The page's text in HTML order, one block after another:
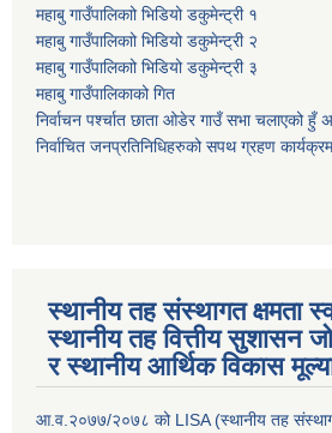
महाबु गाउँपालिकाो भिडियो डकुमेन्ट्री १
महाबु गाउँपालिकाो भिडियो डकुमेन्ट्री २
महाबु गाउँपालिकाो भिडियो डकुमेन्ट्री ३
महाबु गाउँपालिकाको गित
निर्वाचन पर्श्चात छाता ओडेर गाउँ सभा चलाएको हुँ
निर्वाचित जनप्रतिनिधिहरुको सपथ ग्रहण
स्थानीय तह संस्थागत क्षमता
स्थानीय तह वित्तीय सुशासन
र स्थानीय आर्थिक विकास
आ.व.२०७७/२०७८ को LISA (स्थानीय तह